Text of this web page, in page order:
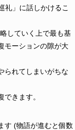
礼」に話しかけるこ
していく上で最も基
モーションの隙が大
られてしまいがちな
きます。
す (物語が進むと個数